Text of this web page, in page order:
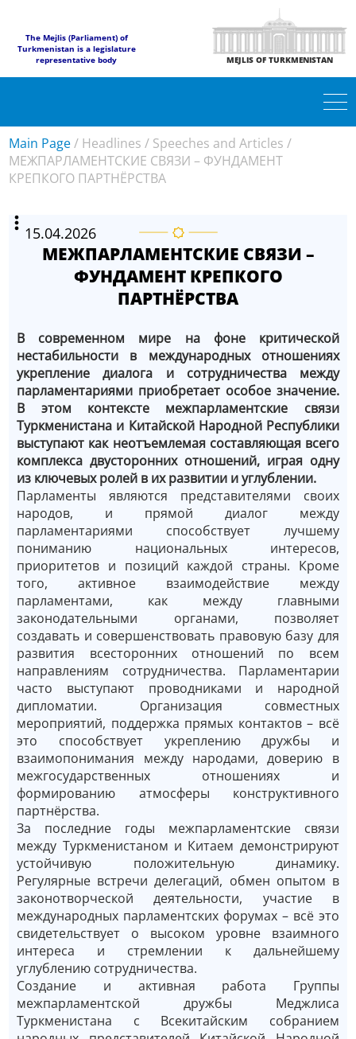
The Mejlis (Parliament) of
Turkmenistan is a legislature
representative body
MEJLIS OF TURKMENISTAN
Main Page/ Headlines / Speeches and Articles /
МЕЖПАРЛАМЕНТСКИЕ СВЯЗИ – ФУНДАМЕНТ
КРЕПКОГО ПАРТНЁРСТВА
15.04.2026
МЕЖПАРЛАМЕНТСКИЕ СВЯЗИ –
ФУНДАМЕНТ КРЕПКОГО
ПАРТНЁРСТВА
В современном мире на фоне критической
нестабильности в международных отношениях
укрепление диалога и сотрудничества между
парламентариями приобретает особое значение.
В этом контексте межпарламентские связи
Туркменистана и Китайской Народной Республики
выступают как неотъемлемая составляющая всего
комплекса двусторонних отношений, играя одну
из ключевых ролей в их развитии и углублении.
Парламенты являются представителями своих
народов, и прямой диалог между
парламентариями способствует лучшему
пониманию национальных интересов,
приоритетов и позиций каждой страны. Кроме
того, активное взаимодействие между
парламентами, как между главными
законодательными органами, позволяет
создавать и совершенствовать правовую базу для
развития всесторонних отношений по всем
направлениям сотрудничества. Парламентарии
часто выступают проводниками и народной
дипломатии. Организация совместных
мероприятий, поддержка прямых контактов – всё
это способствует укреплению дружбы и
взаимопонимания между народами, доверию в
межгосударственных отношениях и
формированию атмосферы конструктивного
партнёрства.
За последние годы межпарламентские связи
между Туркменистаном и Китаем демонстрируют
устойчивую положительную динамику.
Регулярные встречи делегаций, обмен опытом в
законотворческой деятельности, участие в
международных парламентских форумах – всё это
свидетельствует о высоком уровне взаимного
интереса и стремлении к дальнейшему
углублению сотрудничества.
Создание и активная работа Группы
межпарламентской дружбы Меджлиса
Туркменистана с Всекитайским собранием